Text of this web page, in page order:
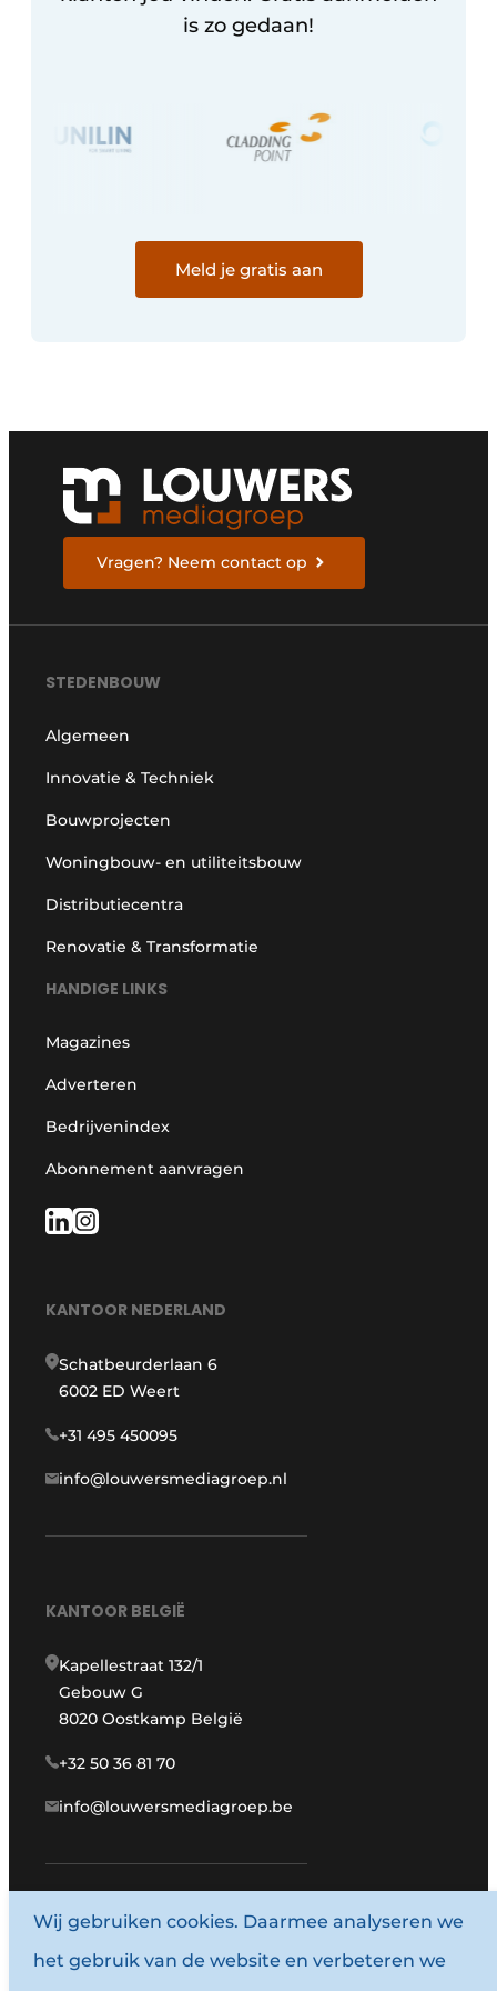
is zo gedaan!
Meld je gratis aan
Vragen? Neem contact op
STEDENBOUW
Algemeen
Innovatie & Techniek
Bouwprojecten
Woningbouw- en utiliteitsbouw
Distributiecentra
Renovatie & Transformatie
HANDIGE LINKS
Magazines
Adverteren
Bedrijvenindex
Abonnement aanvragen
KANTOOR NEDERLAND
Schatbeurderlaan 6
6002 ED Weert
+31 495 450095
info@louwersmediagroep.nl
KANTOOR BELGIË
Kapellestraat 132/1
Gebouw G
8020 Oostkamp België
+32 50 36 81 70
info@louwersmediagroep.be
www.louwersmediagroep.com
© 1987 - 2026 Louwersmediagroep.
Wij gebruiken cookies. Daarmee analyseren we
het gebruik van de website en verbeteren we